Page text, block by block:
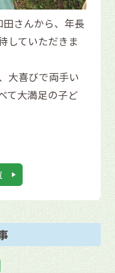
さんから、年長
していただきま
大喜びで両手い
て大満足の子ど